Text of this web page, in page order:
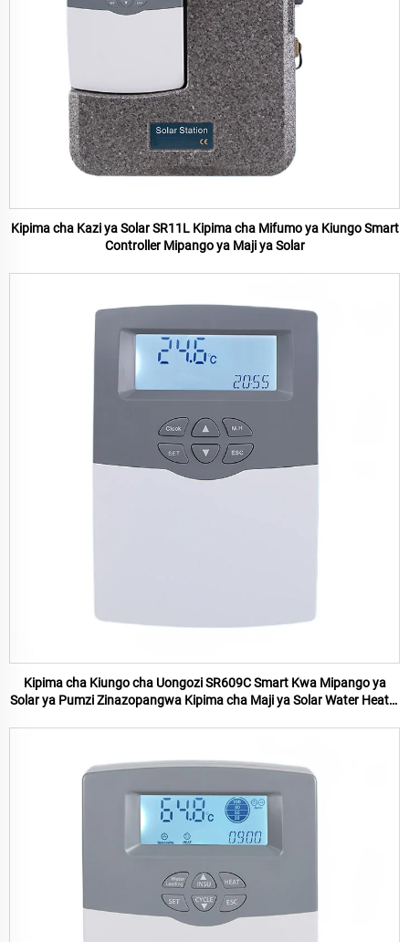
Kipima cha Kazi ya Solar SR11L Kipima cha Mifumo ya Kiungo Smart
Controller Mipango ya Maji ya Solar
Kipima cha Kiungo cha Uongozi SR609C Smart Kwa Mipango ya
Solar ya Pumzi Zinazopangwa Kipima cha Maji ya Solar Water Heater